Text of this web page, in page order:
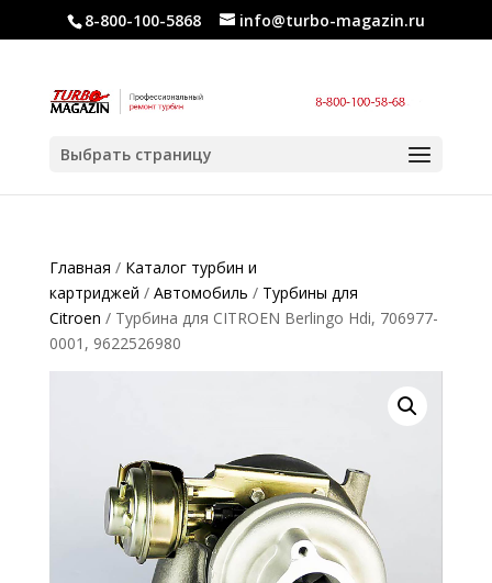
8-800-100-5868 info@turbo-magazin.ru
Выбрать страницу
Главная / Каталог турбин и
картриджей / Автомобиль / Турбины для
Citroen / Турбина для CITROEN Berlingo Hdi, 706977-
0001, 9622526980